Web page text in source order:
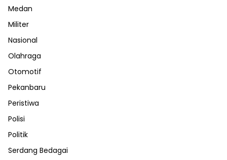
Medan
Militer
Nasional
Olahraga
Otomotif
Pekanbaru
Peristiwa
Polisi
Politik
Serdang Bedagai